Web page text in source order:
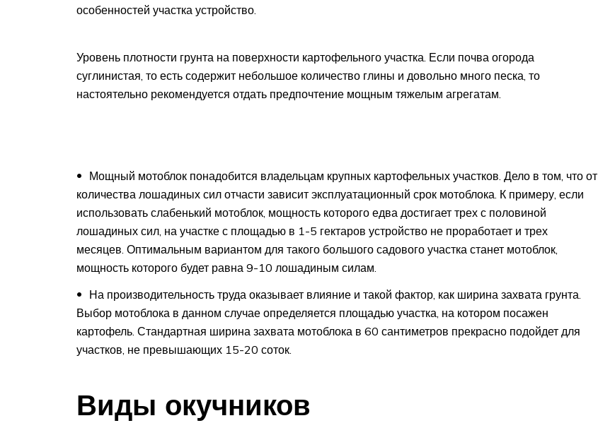
особенностей участка устройство.
Уровень плотности грунта на поверхности картофельного участка. Если почва огорода
суглинистая, то есть содержит небольшое количество глины и довольно много песка, то
настоятельно рекомендуется отдать предпочтение мощным тяжелым агрегатам.
Мощный мотоблок понадобится владельцам крупных картофельных участков. Дело в том, что от
количества лошадиных сил отчасти зависит эксплуатационный срок мотоблока. К примеру, если
использовать слабенький мотоблок, мощность которого едва достигает трех с половиной
лошадиных сил, на участке с площадью в 1-5 гектаров устройство не проработает и трех
месяцев. Оптимальным вариантом для такого большого садового участка станет мотоблок,
мощность которого будет равна 9-10 лошадиным силам.
На производительность труда оказывает влияние и такой фактор, как ширина захвата грунта.
Выбор мотоблока в данном случае определяется площадью участка, на котором посажен
картофель. Стандартная ширина захвата мотоблока в 60 сантиметров прекрасно подойдет для
участков, не превышающих 15-20 соток.
Виды окучников